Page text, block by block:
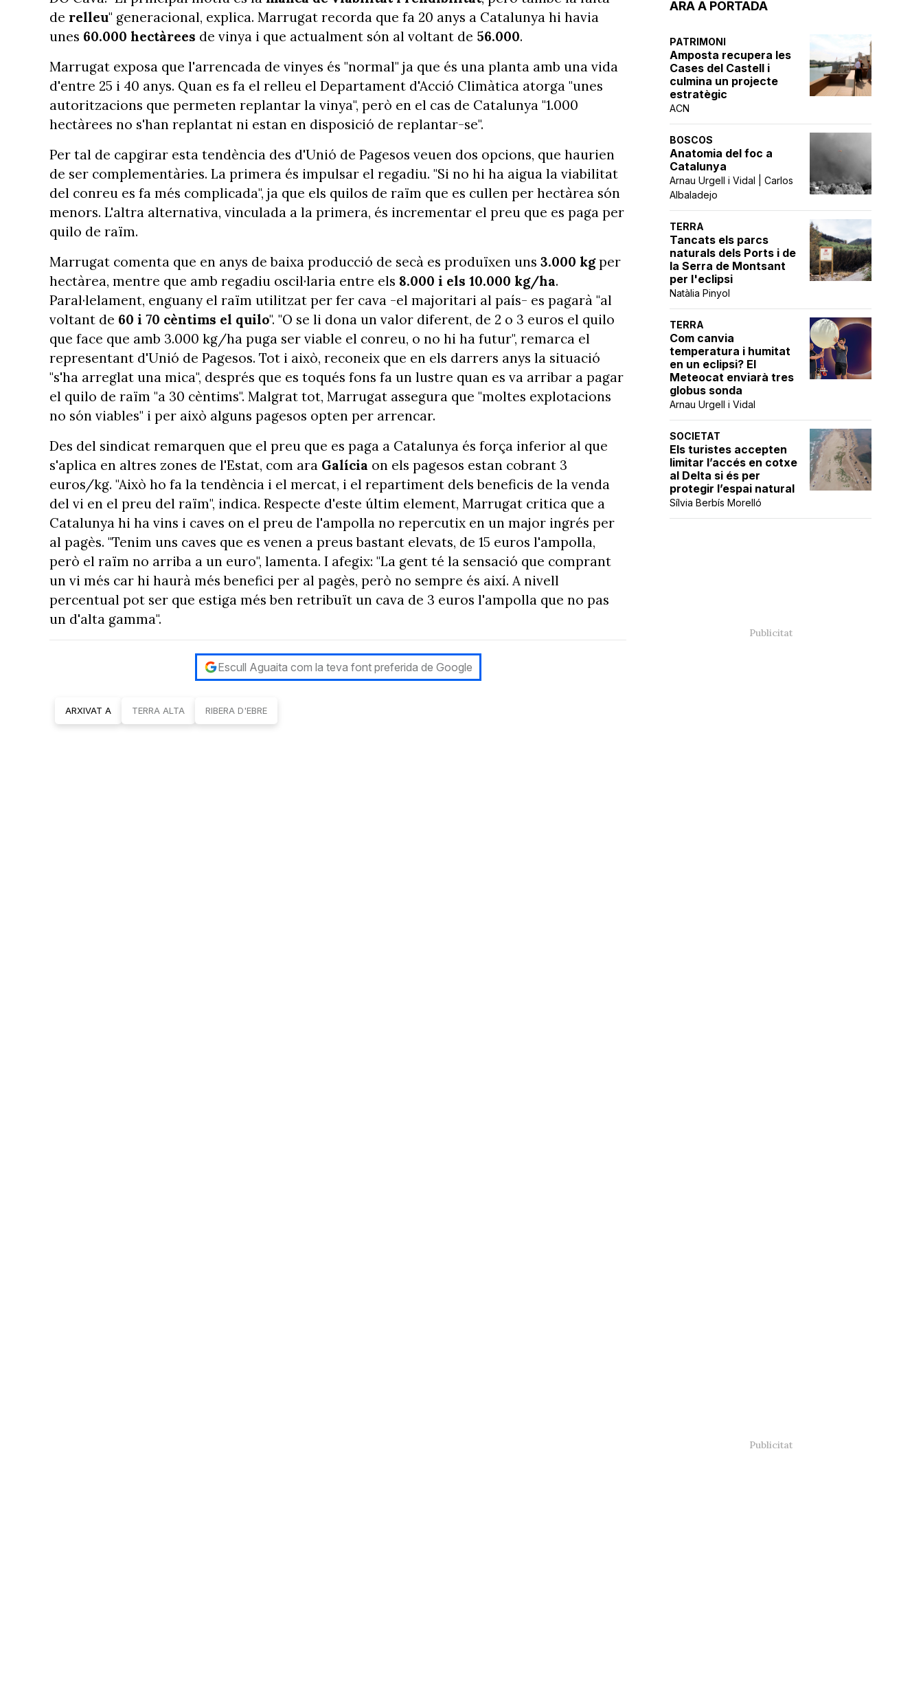
ARA A PORTADA
PATRIMONI
Amposta recupera les
Cases del Castell i
culmina un projecte
estratègic
ACN
BOSCOS
Anatomia del foc a
Catalunya
Arnau Urgell i Vidal | Carlos
Albaladejo
TERRA
Tancats els parcs
naturals dels Ports i de
la Serra de Montsant
per l'eclipsi
Natàlia Pinyol
TERRA
Com canvia
temperatura i humitat
en un eclipsi? El
Meteocat enviarà tres
globus sonda
Arnau Urgell i Vidal
SOCIETAT
Els turistes accepten
limitar l’accés en cotxe
al Delta si és per
protegir l’espai natural
Sílvia Berbís Morelló
de relleu" generacional, explica. Marrugat recorda que fa 20 anys a Catalunya hi havia
unes 60.000 hectàrees de vinya i que actualment són al voltant de 56.000.
Marrugat exposa que l'arrencada de vinyes és "normal" ja que és una planta amb una vida
d'entre 25 i 40 anys. Quan es fa el relleu el Departament d'Acció Climàtica atorga "unes
autoritzacions que permeten replantar la vinya", però en el cas de Catalunya "1.000
hectàrees no s'han replantat ni estan en disposició de replantar-se".
Per tal de capgirar esta tendència des d'Unió de Pagesos veuen dos opcions, que haurien
de ser complementàries. La primera és impulsar el regadiu. "Si no hi ha aigua la viabilitat
del conreu es fa més complicada", ja que els quilos de raïm que es cullen per hectàrea són
menors. L'altra alternativa, vinculada a la primera, és incrementar el preu que es paga per
quilo de raïm.
Marrugat comenta que en anys de baixa producció de secà es produïxen uns 3.000 kgper
hectàrea, mentre que amb regadiu oscil·laria entre els 8.000 i els 10.000 kg/ha.
Paral·lelament, enguany el raïm utilitzat per fer cava -el majoritari al país- es pagarà "al
voltant de 60 i 70 cèntims el quilo". "O se li dona un valor diferent, de 2 o 3 euros el quilo
que face que amb 3.000 kg/ha puga ser viable el conreu, o no hi ha futur", remarca el
representant d'Unió de Pagesos. Tot i això, reconeix que en els darrers anys la situació
"s'ha arreglat una mica", després que es toqués fons fa un lustre quan es va arribar a pagar
el quilo de raïm "a 30 cèntims". Malgrat tot, Marrugat assegura que "moltes explotacions
no són viables" i per això alguns pagesos opten per arrencar.
Des del sindicat remarquen que el preu que es paga a Catalunya és força inferior al que
s'aplica en altres zones de l'Estat, com ara Galícia on els pagesos estan cobrant 3
euros/kg. "Això ho fa la tendència i el mercat, i el repartiment dels beneficis de la venda
del vi en el preu del raïm", indica. Respecte d'este últim element, Marrugat critica que a
Catalunya hi ha vins i caves on el preu de l'ampolla no repercutix en un major ingrés per
al pagès. "Tenim uns caves que es venen a preus bastant elevats, de 15 euros l'ampolla,
però el raïm no arriba a un euro", lamenta. I afegix: "La gent té la sensació que comprant
un vi més car hi haurà més benefici per al pagès, però no sempre és així. A nivell
percentual pot ser que estiga més ben retribuït un cava de 3 euros l'ampolla que no pas
un d'alta gamma".
Escull Aguaita com la teva font preferida de Google
ARXIVAT A TERRA ALTA RIBERA D'EBRE